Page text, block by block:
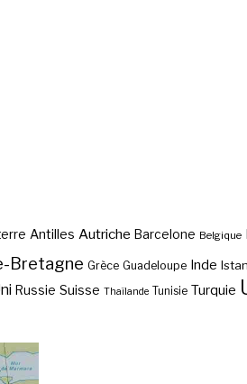
Antilles Autriche Barcelone Belgique
Bretagne Grèce Guadeloupe Inde
Russie Suisse Thaïlande Tunisie Turquie